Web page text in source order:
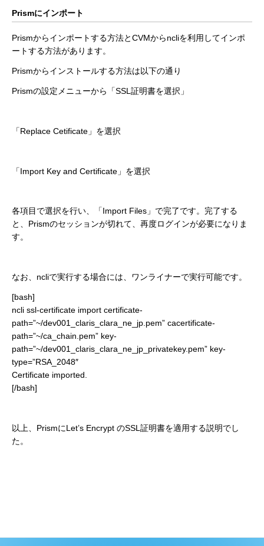
Prismにインポート
Prismからインポートする方法とCVMからncliを利用してインポ
ートする方法があります。
Prismからインストールする方法は以下の通り
Prismの設定メニューから「SSL証明書を選択」
「Replace Cetificate」を選択
「Import Key and Certificate」を選択
各項目で選択を行い、「Import Files」で完了です。完了する
と、Prismのセッションが切れて、再度ログインが必要になりま
す。
なお、ncliで実行する場合には、ワンライナーで実行可能です。
[bash]
ncli ssl-certificate import certificate-
path=”~/dev001_claris_clara_ne_jp.pem” cacertificate-
path=”~/ca_chain.pem” key-
path=”~/dev001_claris_clara_ne_jp_privatekey.pem” key-
type=”RSA_2048″
Certificate imported.
[/bash]
以上、PrismにLet’s Encrypt のSSL証明書を適用する説明でし
た。